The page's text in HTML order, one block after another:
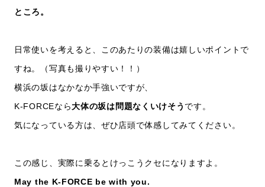
ところ。
日常使いを考えると、このあたりの装備は嬉しいポイントで
すね。（写真も撮りやすい！！）
横浜の坂はなかなか手強いですが、
K-FORCEなら大体の坂は問題なくいけそう です。
気になっている方は、ぜひ店頭で体感してみてください。
この感じ、実際に乗るとけっこうクセになりますよ。
May the K-FORCE be with you.